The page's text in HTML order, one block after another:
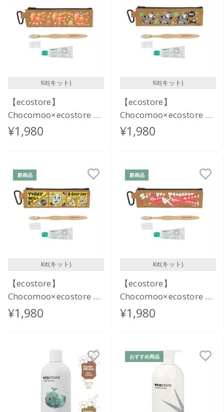
Kit(キット)
【ecostore】
Chocomoo×ecostore オ
ーラルケアセット
<FUNNY PONIES>
¥1,980
Kit(キット)
【ecostore】
Chocomoo×ecostore オ
ーラルケアセット<THE
CAT GOT A FLOWER>
¥1,980
新商品
Kit(キット)
【ecostore】
Chocomoo×ecostore オ
ーラルケアセット
<GOOD DAY>
¥1,980
新商品
Kit(キット)
【ecostore】
Chocomoo×ecostore オ
ーラルケアセット
<DANCE!>
¥1,980
おすすめ商品